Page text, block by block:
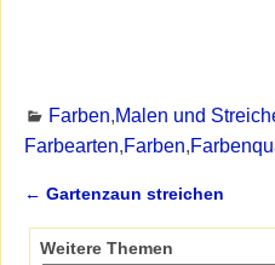
Farben,Malen und
Farbearten,Farben,
← Gartenzaun streichen
Weitere Themen